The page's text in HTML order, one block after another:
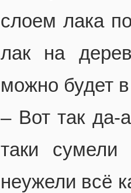
слоем лака
лак на
можно будет
– Вот так да-
таки
неужели всё